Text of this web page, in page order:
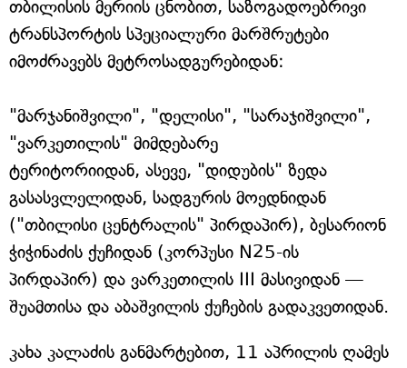
თბილისის მერიის ცნობით, საზოგადოებრივი
ტრანსპორტის სპეციალური მარშრუტები
იმოძრავებს მეტროსადგურებიდან:
"მარჯანიშვილი", "დელისი", "სარაჯიშვილი",
"ვარკეთილის" მიმდებარე
ტერიტორიიდან, ასევე, "დიდუბის" ზედა
გასასვლელიდან, სადგურის მოედნიდან
("თბილისი ცენტრალის" პირდაპირ), ბესარიონ
ჭიჭინაძის ქუჩიდან (კორპუსი N25-ის
პირდაპირ) და ვარკეთილის III მასივიდან —
შუამთისა და აბაშვილის ქუჩების გადაკვეთიდან.
კახა კალაძის განმარტებით, 11 აპრილის ღამეს